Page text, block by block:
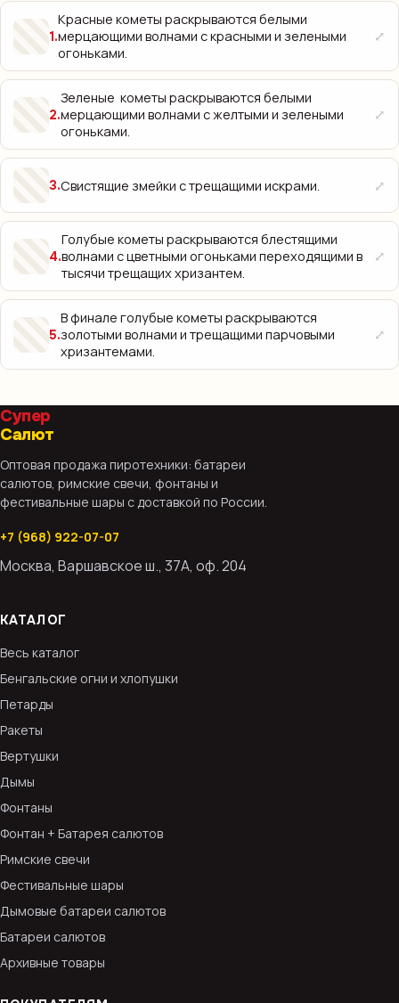
1.
Красные кометы раскрываются белыми
мерцающими волнами с красными и зелеными
огоньками.
⤢
2.
Зеленые кометы раскрываются белыми
мерцающими волнами с желтыми и зелеными
огоньками.
⤢
3.Свистящие змейки с трещащими искрами. ⤢
4.
Голубые кометы раскрываются блестящими
волнами с цветными огоньками переходящими в
тысячи трещащих хризантем.
⤢
5.
В финале голубые кометы раскрываются
золотыми волнами и трещащими парчовыми
хризантемами.
⤢
Супер
Салют
Оптовая продажа пиротехники: батареи
салютов, римские свечи, фонтаны и
фестивальные шары с доставкой по России.
+7 (968) 922-07-07
Москва, Варшавское ш., 37А, оф. 204
КАТАЛОГ
Весь каталог
Бенгальские огни и хлопушки
Петарды
Ракеты
Вертушки
Дымы
Фонтаны
Фонтан + Батарея салютов
Римские свечи
Фестивальные шары
Дымовые батареи салютов
Батареи салютов
Архивные товары